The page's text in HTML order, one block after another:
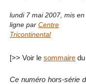
lundi 7 mai 2007, mis en
ligne par Centre
Tricontinental
[>> Voir le sommaire
Ce numéro hors-série